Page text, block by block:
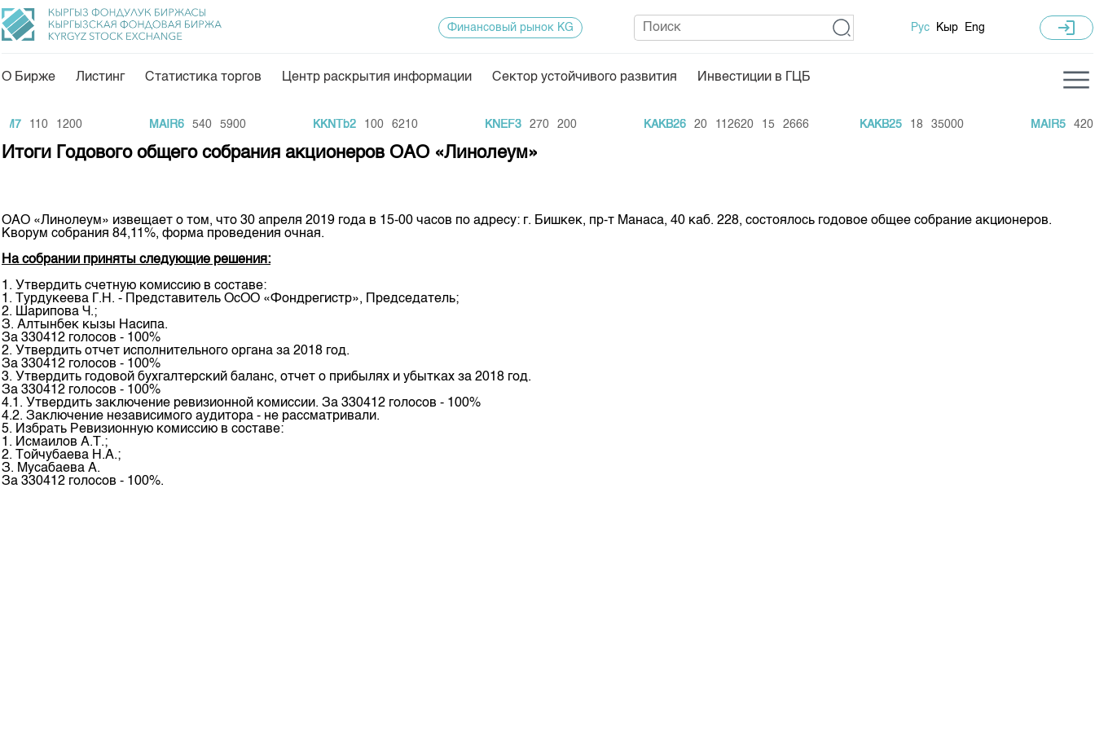
Общая информация
Внутренний аудитор
Комитеты
Участники торгов
Наши партнеры
Cтратегия развития
Корпоративные документы
Контакты
Товарно-сырьевой сектор
Тарифы
Аналитика
Финансовый рынок KG
Биржевая деятельность
Котировки по ЦБ
Финансовый рынок KG Рус Кыр Eng login
О Бирже Листинг Статистика торгов Центр раскрытия информации Сектор устойчивого развития Инвестиции в ГЦБ
110 1200 MAIR6 540 5900 KKNTb2 100 6210 KNEF3 270 200 KAKB26 20 112620 15 2666 KAKB25 18 35000 MAIR5 420
Итоги Годового общего собрания акционеров ОАО «Линолеум»
ОАО «Линолеум» извещает о том, что 30 апреля 2019 года в 15-00 часов по адресу: г. Бишкек, пр-т Манаса, 40 каб. 228, состоялось годовое общее собрание акционеров.
Кворум собрания 84,11%, форма проведения очная.
На собрании приняты следующие решения:
1. Утвердить счетную комиссию в составе:
1. Турдукеева Г.Н. - Представитель ОсОО «Фондрегистр», Председатель;
2. Шарипова Ч.;
З. Алтынбек кызы Насипа.
За 330412 голосов - 100%
2. Утвердить отчет исполнительного органа за 2018 год.
За 330412 голосов - 100%
3. Утвердить годовой бухгалтерский баланс, отчет о прибылях и убытках за 2018 год.
За 330412 голосов - 100%
4.1. Утвердить заключение ревизионной комиссии. За 330412 голосов - 100%
4.2. Заключение независимого аудитора - не рассматривали.
5. Избрать Ревизионную комиссию в составе:
1. Исмаилов А.Т.;
2. Тойчубаева Н.А.;
З. Мусабаева А.
За 330412 голосов - 100%.